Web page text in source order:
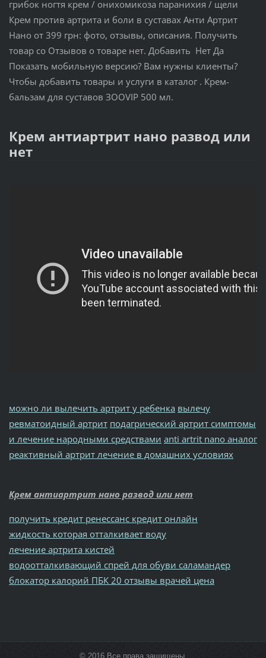
грибок ногтя крем / онихомикоза паранихия / щели
Крем против артрита и боли в суставах Анти Артрит
Нано от 399 грн: фото, отзывы, описания. Получить
товар со Отзывов о товаре нет. Добавить Нет Да
Показать мобильную версию? Вам нужны клиенты?
Чтобы добавить товары и услуги в каталог . Крем-
бальзам для суставов ЗООVIP 500 мл.
Крем антиартрит нано развод или
нет
можно ли вылечить артрит у ребенка вылечу
ревматоидный артрит подагрический артрит симптомы
и лечение народными средствами anti artrit nano аналог
реактивный артрит лечение в домашних условиях
Крем антиартрит нано развод или нет
получить кредит ренессанс кредит онлайн
жидкость которая отталкивает воду
лечение артрита кистей
водоотталкивающий спрей для обуви саламандер
блокатор калорий ПБК 20 отзывы врачей цена
© 2016 Все права защищены.